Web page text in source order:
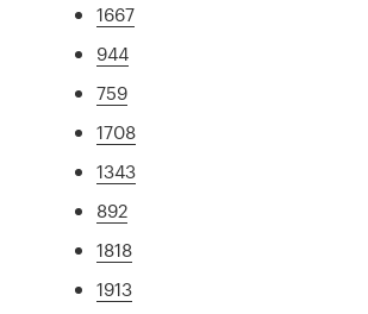
1667
944
759
1708
1343
892
1818
1913